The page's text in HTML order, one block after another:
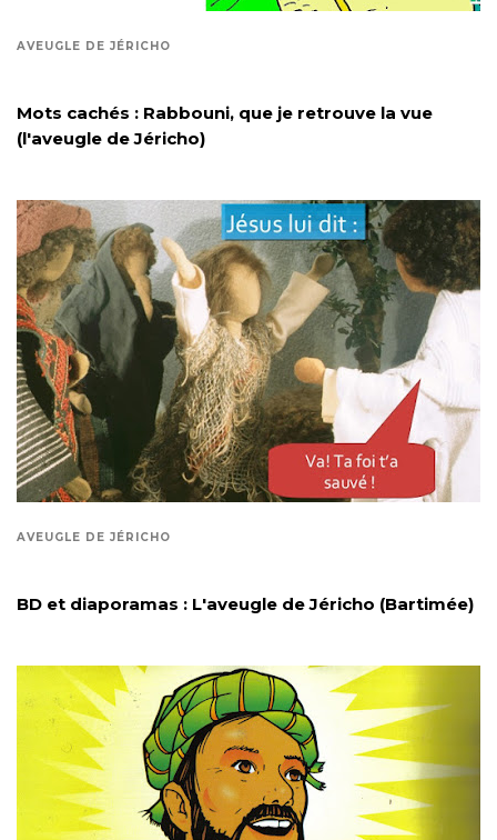
AVEUGLE DE JÉRICHO
Mots cachés : Rabbouni, que je retrouve la vue
(l'aveugle de Jéricho)
AVEUGLE DE JÉRICHO
BD et diaporamas : L'aveugle de Jéricho (Bartimée)